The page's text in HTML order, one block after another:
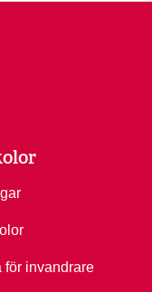
för invandrare